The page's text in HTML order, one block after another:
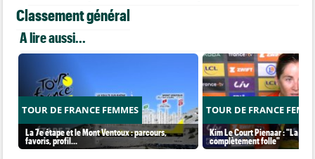
Classement général
A lire aussi...
TOUR DE FRANCE FEMMES
La 7e étape et le Mont Ventoux : parcours,
favoris, profil…
TOUR DE FRANCE
Kim Le Court Pienaar : "La
complètement folle"